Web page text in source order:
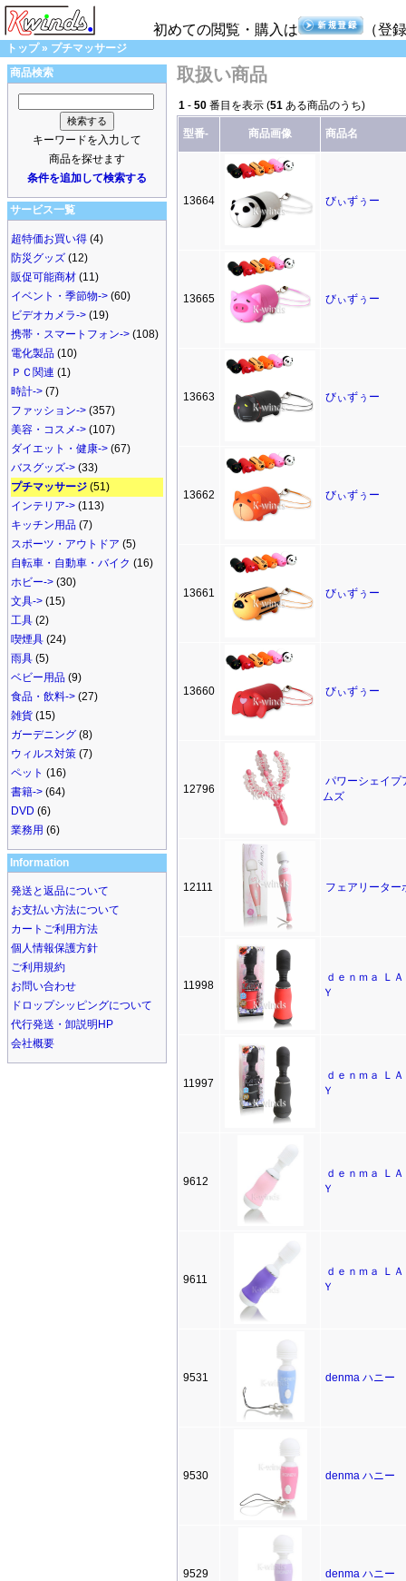
初めての閲覧・購入は （登
トップ» プチマッサージ
商品検索
キーワードを入力して
商品を探せます
条件を追加して検索する
サービス一覧
超特価お買い得 (4)
防災グッズ (12)
販促可能商材 (11)
イベント・季節物-> (60)
ビデオカメラ-> (19)
携帯・スマートフォン-> (108)
電化製品 (10)
ＰＣ関連 (1)
時計-> (7)
ファッション-> (357)
美容・コスメ-> (107)
ダイエット・健康-> (67)
バスグッズ-> (33)
プチマッサージ (51)
インテリア-> (113)
キッチン用品 (7)
スポーツ・アウトドア (5)
自転車・自動車・バイク (16)
ホビー-> (30)
文具-> (15)
工具 (2)
喫煙具 (24)
雨具 (5)
ベビー用品 (9)
食品・飲料-> (27)
雑貨 (15)
ガーデニング (8)
ウィルス対策 (7)
ペット (16)
書籍-> (64)
DVD (6)
業務用 (6)
Information
発送と返品について
お支払い方法について
カートご利用方法
個人情報保護方針
ご利用規約
お問い合わせ
ドロップシッピングについて
代行発送・卸説明HP
会社概要
取扱い商品
1 - 50 番目を表示 (51 ある商品のうち)
型番- 商品画像 商品名
13664 びぃずぅー
13665 びぃずぅー
13663 びぃずぅー
13662 びぃずぅー
13661 びぃずぅー
13660 びぃずぅー
12796
パワーシェイプ
ムズ
12111 フェアリーター
11998
ｄｅｎｍａ Ｌ
Ｙ
11997
ｄｅｎｍａ Ｌ
Ｙ
9612
ｄｅｎｍａ Ｌ
Ｙ
9611
ｄｅｎｍａ Ｌ
Ｙ
9531 denma ハニー
9530 denma ハニー
9529 denma ハニー